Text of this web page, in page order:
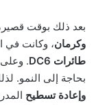
بعد ذلك بوقت
وكرمان، وكانت في
طائرات DC6
. وعلى
بحاجة إلى النمو.
وإعادة تسطيح